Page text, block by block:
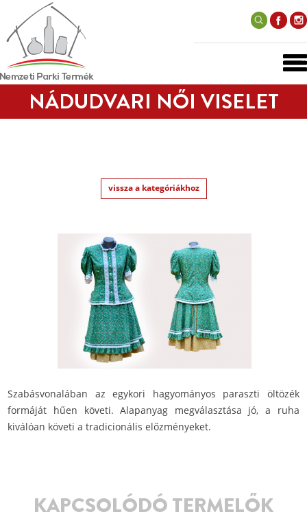
NÁDUDVARI NŐI VISELET
vissza a kategóriákhoz
Szabásvonalában az egykori hagyományos paraszti öltözék
formáját hűen követi. Alapanyag megválasztása jó, a ruha
kiválóan követi a tradicionális előzményeket.
KAPCSOLÓDÓ TERMELŐK